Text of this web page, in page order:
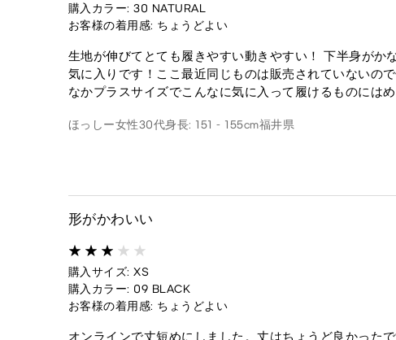
購入カラー: 30 NATURAL
お客様の着用感: ちょうどよい
生地が伸びてとても履きやすい動きやすい！ 下半身がか
気に入りです！ここ最近同じものは販売されていないの
なかプラスサイズでこんなに気に入って履けるものには
ほっしー女性30代身長: 151 - 155cm福井県
形がかわいい
購入サイズ: XS
購入カラー: 09 BLACK
お客様の着用感: ちょうどよい
オンラインで丈短めにしました。丈はちょうど良かった